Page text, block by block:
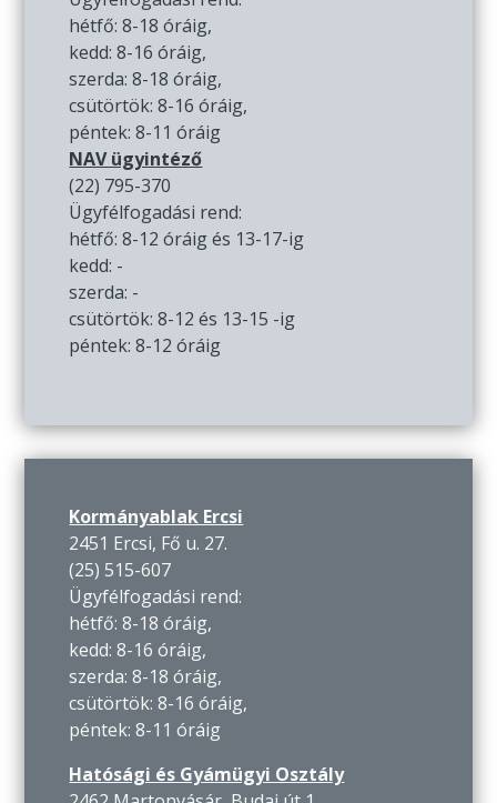
hétfő: 8-18 óráig,
kedd: 8-16 óráig,
szerda: 8-18 óráig,
csütörtök: 8-16 óráig,
péntek: 8-11 óráig
NAV ügyintéző
(22) 795-370
Ügyfélfogadási rend:
hétfő: 8-12 óráig és 13-17-ig
kedd: -
szerda: -
csütörtök: 8-12 és 13-15 -ig
péntek: 8-12 óráig
Kormányablak Ercsi
2451 Ercsi, Fő u. 27.
(25) 515-607
Ügyfélfogadási rend:
hétfő: 8-18 óráig,
kedd: 8-16 óráig,
szerda: 8-18 óráig,
csütörtök: 8-16 óráig,
péntek: 8-11 óráig
Hatósági és Gyámügyi Osztály